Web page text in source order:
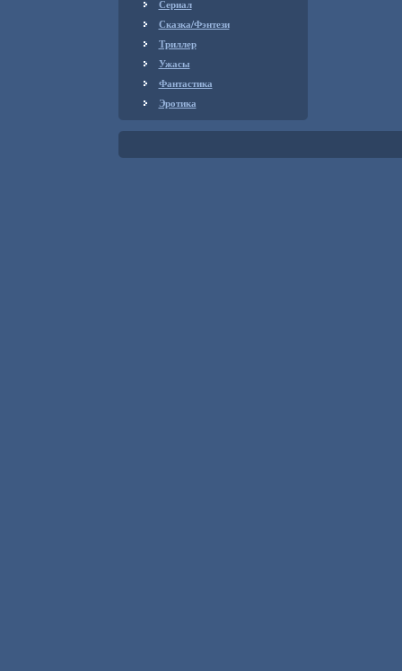
Сериал
Сказка/Фэнтези
Триллер
Ужасы
Фантастика
Эротика